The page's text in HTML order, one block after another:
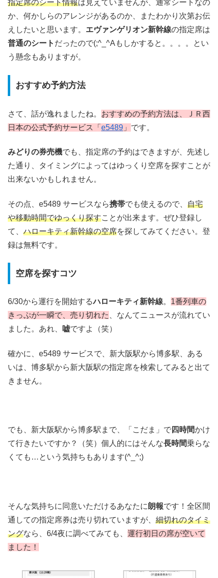
指定席のシート情報は見えていませんが、通常シートなの
か、何かしらのアレンジがあるのか、またわかり次第お伝
えしたいと思います。 エヴァンゲリオン新幹線の指定席は
普通のシート だったので(;^_^Aもしかすると。。。。とい
う懸念もありますが。
おすすめ予約方法
さて、話が逸れましたね。 おすすめの予約方法は、ＪＲ西
日本の公式予約サービス「 e5489 」 です。
みどりの券売機でも、指定席の予約はできますが、先述し
た通り、タイミングによってはゆっくり空席を探すことが
出来ないかもしれません。
その点、e5489 サービスなら携帯でも使えるので、 自宅
や移動時間でゆっくり探すことが出来ます。ぜひ登録し
て、 ハローキティ新幹線の空席を探してみてください。登
録は無料です。
空席を探すコツ
6/30から運行を開始するハローキティ新幹線。 1番列車の
きっぷが一瞬で、売り切れた
、なんてニュースが流れてい
ました。あれ、
嘘ですよ（笑）
確かに、e5489 サービスで、新大阪駅から博多駅、ある
いは、博多駅から新大阪駅の指定席を検索してみると出て
きません。
でも、新大阪駅から博多駅まで、「こだま」で四時間かけ
て行きたいですか？（笑）個人的にはそんな長時間乗らな
くても…という気持ちもあります(^_^;)
そんな気持ちに同意いただけるあなたに 朗報です！全区間
通しての指定席券は売り切れていますが、 細切れのタイミ
ングなら、6/4夜に調べてみても、 運行初日の席が空いて
ました！